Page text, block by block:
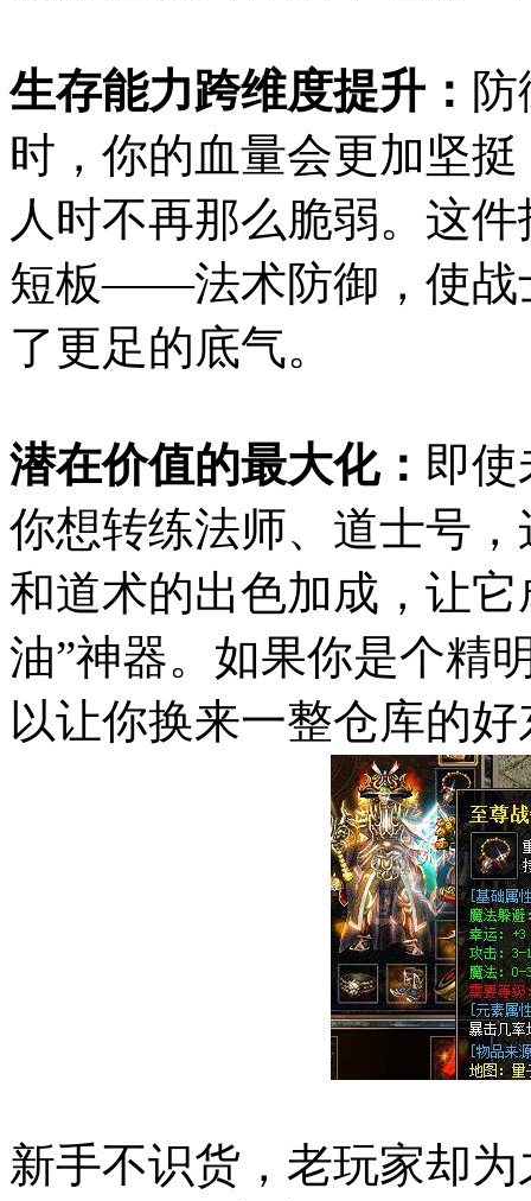
生存能力跨维度提升：
时，你的血量会更加坚
人时不再那么脆弱。这
短板——法术防御，使战
了更足的底气。
潜在价值的最大化： 即
你想转练法师、道士号
和道术的出色加成，让
油”神器。如果你是个精
以让你换来一整仓库的
新手不识货，老玩家却